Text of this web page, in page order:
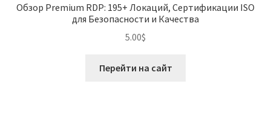
Обзор Premium RDP: 195+ Локаций, Сертификации ISO
для Безопасности и Качества
5.00$
Перейти на сайт